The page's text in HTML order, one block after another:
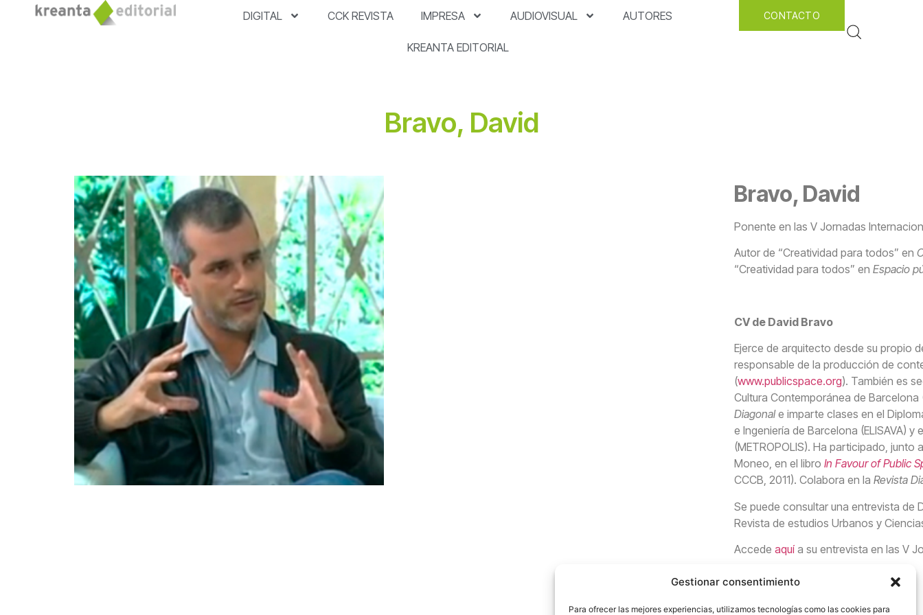
Gestionar consentimiento
Para ofrecer las mejores experiencias, utilizamos tecnologías como las cookies para
DIGITAL CCK REVISTA IMPRESA AUDIOVISUAL AUTORES
KREANTA EDITORIAL
CONTACTO
Bravo, David
Bravo, David
Ponente en las V Jornadas
Autor de “Creatividad para todos” en
“Creatividad para todos” enEspacio
CV de David Bravo
Ejerce de arquitecto desde su propio
responsable de la producción de
(www.publicspace.org). También es
Cultura Contemporánea de
Diagonale imparte clases en el
e Ingeniería de Barcelona (ELISAVA)
(METROPOLIS). Ha participado,
Moneo, en el libroIn Favour of Public
CCCB, 2011). Colabora en laRevista
Se puede consultar una entrevista de
Revista de estudios Urbanos y
Accedeaquí a su entrevista en las V